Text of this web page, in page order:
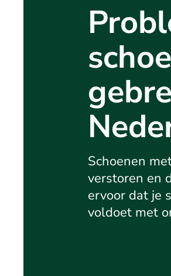
Schoenen
verstoren en
ervoor dat je
voldoet met